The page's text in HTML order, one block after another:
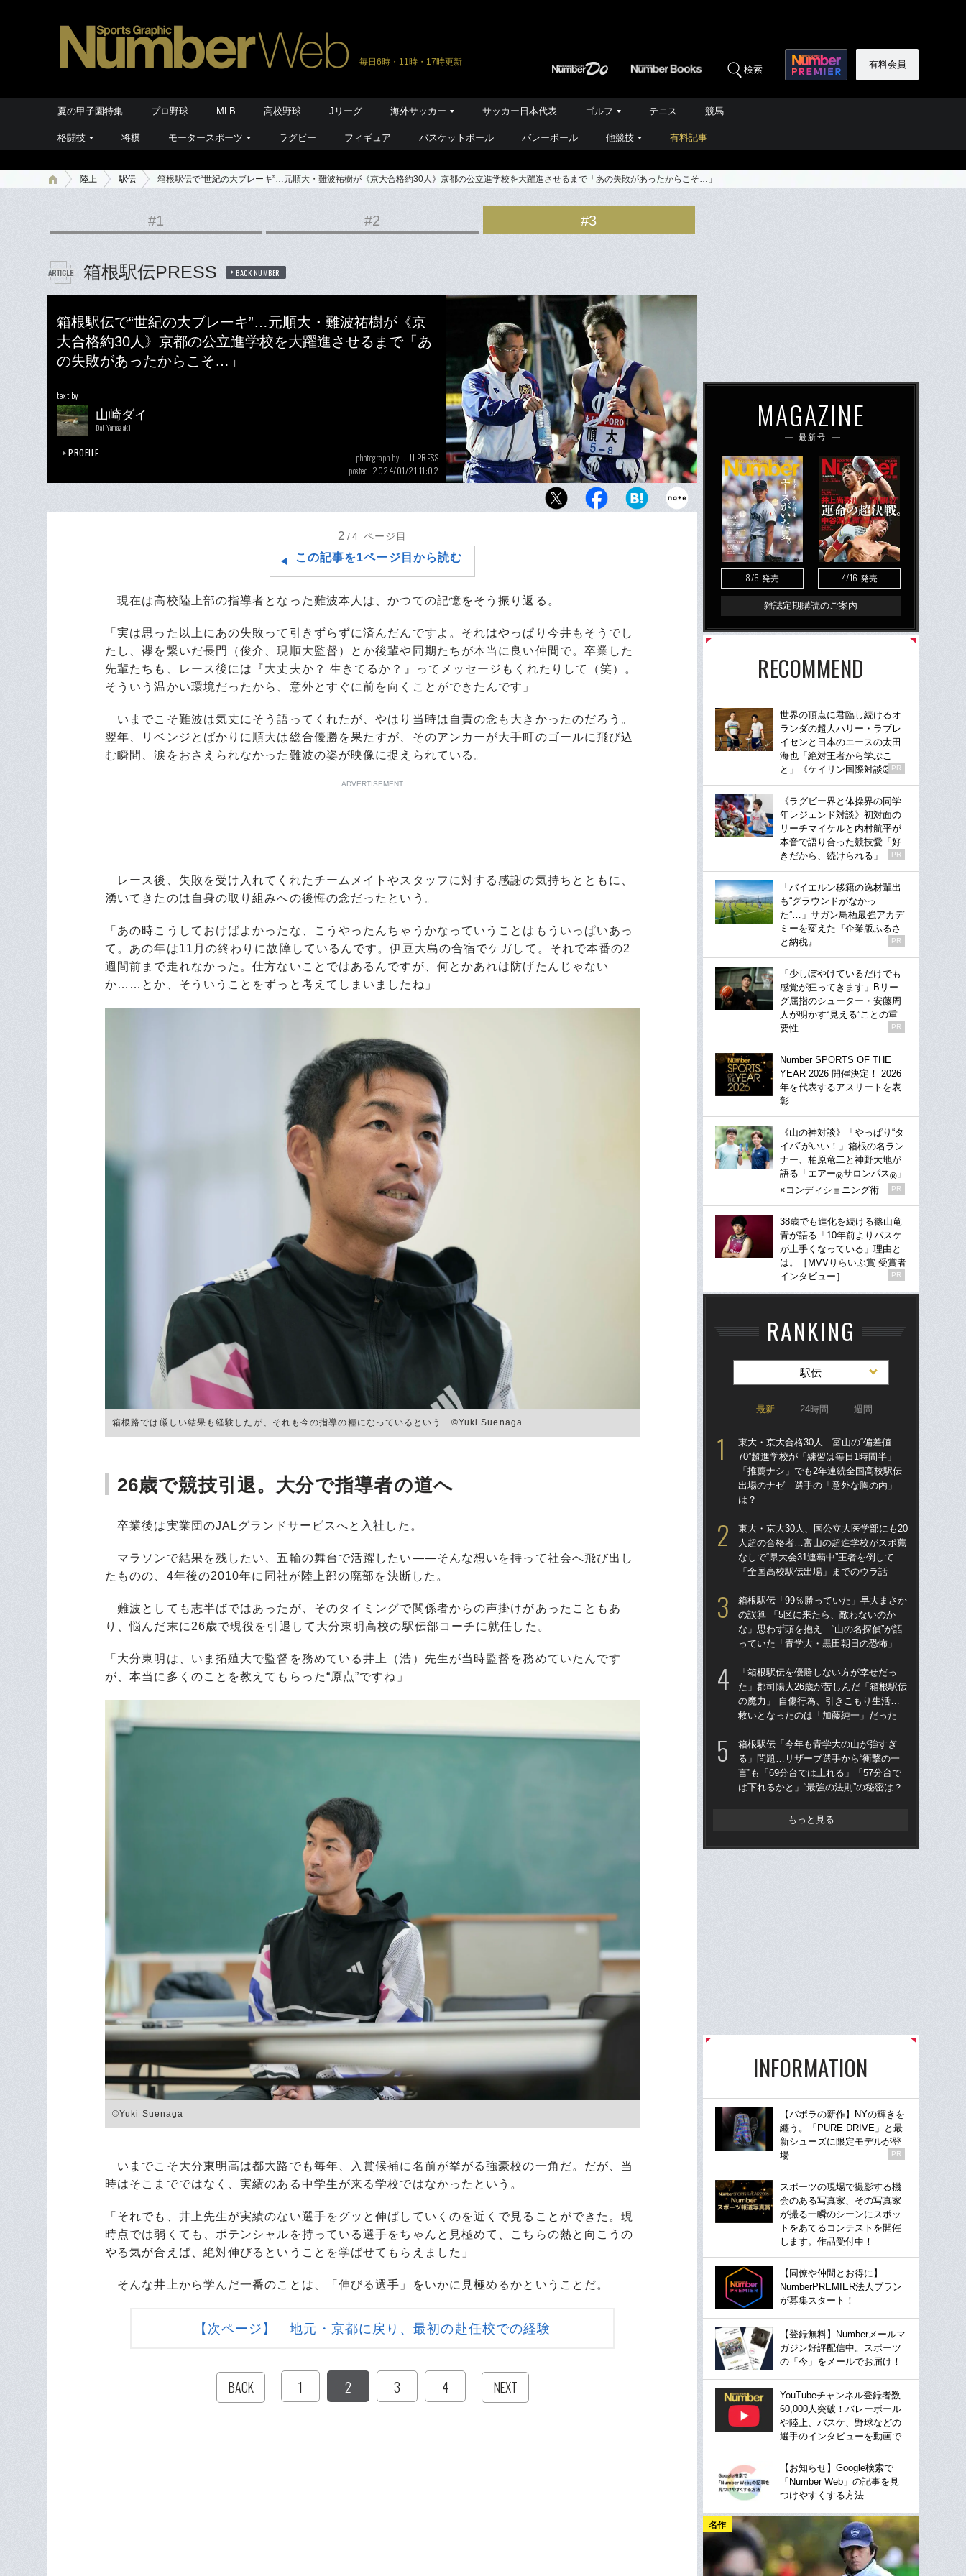
毎日6時・11時・17時更新
検索 有料会員
夏の甲子園特集 プロ野球 MLB 高校野球 Jリーグ 海外サッカー サッカー日本代表 ゴルフ テニス 競馬
格闘技 将棋 モータースポーツ ラグビー フィギュア バスケットボール バレーボール 他競技 有料記事
陸上 駅伝 箱根駅伝で“世紀の大ブレーキ”…元順大・難波祐樹が《京大合格約30人》京都の公立進学校を大躍進させるまで「あの失敗があったからこそ…」
#1 #2 #3
箱根駅伝PRESS BACK NUMBER
箱根駅伝で“世紀の大ブレーキ”…元順大・難波祐樹が《京
大合格約30人》京都の公立進学校を大躍進させるまで「あ
の失敗があったからこそ…」
text by
山崎ダイ
Dai Yamazaki
PROFILE photograph by JIJI PRESS
posted 2024/01/21 11:02
2006年の箱根駅伝、先頭をひた走っていた順大にまさかの
2 /4 ページ目
この記事を1ページ目から読む
現在は高校陸上部の指導者となった難波本人は、かつての記憶をそう振り返る。
「実は思った以上にあの失敗って引きずらずに済んだんですよ。それはやっぱり今井もそうでし
たし、襷を繋いだ長門（俊介、現順大監督）とか後輩や同期たちが本当に良い仲間で。卒業した
先輩たちも、レース後には『大丈夫か？ 生きてるか？』ってメッセージもくれたりして（笑）。
そういう温かい環境だったから、意外とすぐに前を向くことができたんです」
いまでこそ難波は気丈にそう語ってくれたが、やはり当時は自責の念も大きかったのだろう。
翌年、リベンジとばかりに順大は総合優勝を果たすが、そのアンカーが大手町のゴールに飛び込
む瞬間、涙をおさえられなかった難波の姿が映像に捉えられている。
ADVERTISEMENT
レース後、失敗を受け入れてくれたチームメイトやスタッフに対する感謝の気持ちとともに、
湧いてきたのは自身の取り組みへの後悔の念だったという。
「あの時こうしておけばよかったな、こうやったんちゃうかなっていうことはもういっぱいあっ
て。あの年は11月の終わりに故障しているんです。伊豆大島の合宿でケガして。それで本番の2
週間前まで走れなかった。仕方ないことではあるんですが、何とかあれは防げたんじゃない
か……とか、そういうことをずっと考えてしまいましたね」
箱根路では厳しい結果も経験したが、それも今の指導の糧になっているという ©Yuki Suenaga
26歳で競技引退。大分で指導者の道へ
卒業後は実業団のJALグランドサービスへと入社した。
マラソンで結果を残したい、五輪の舞台で活躍したい――そんな想いを持って社会へ飛び出し
たものの、4年後の2010年に同社が陸上部の廃部を決断した。
難波としても志半ばではあったが、そのタイミングで関係者からの声掛けがあったこともあ
り、悩んだ末に26歳で現役を引退して大分東明高校の駅伝部コーチに就任した。
「大分東明は、いま拓殖大で監督を務めている井上（浩）先生が当時監督を務めていたんです
が、本当に多くのことを教えてもらった“原点”ですね」
©Yuki Suenaga
いまでこそ大分東明高は都大路でも毎年、入賞候補に名前が挙がる強豪校の一角だ。だが、当
時はそこまでではなく、実績のある中学生が来る学校ではなかったという。
「それでも、井上先生が実績のない選手をグッと伸ばしていくのを近くで見ることができた。現
時点では弱くても、ポテンシャルを持っている選手をちゃんと見極めて、こちらの熱と向こうの
やる気が合えば、絶対伸びるということを学ばせてもらえました」
そんな井上から学んだ一番のことは、「伸びる選手」をいかに見極めるかということだ。
【次ページ】 地元・京都に戻り、最初の赴任校での経験
BACK 1 2 3 4 NEXT
MAGAZINE
最新号
8/6 発売 4/16 発売
雑誌定期購読のご案内
RECOMMEND
世界の頂点に君臨し続けるオ
ランダの超人ハリー・ラブレ
イセンと日本のエースの太田
海也「絶対王者から学ぶこ
と」《ケイリン国際対談②》
PR
《ラグビー界と体操界の同学
年レジェンド対談》初対面の
リーチマイケルと内村航平が
本音で語り合った競技愛「好
きだから、続けられる」
PR
「バイエルン移籍の逸材輩出
も“グラウンドがなかっ
た”…」サガン鳥栖最強アカデ
ミーを変えた『企業版ふるさ
と納税』
PR
「少しぼやけているだけでも
感覚が狂ってきます」Bリー
グ屈指のシューター・安藤周
人が明かす“見える”ことの重
要性
PR
Number SPORTS OF THE
YEAR 2026 開催決定！ 2026
年を代表するアスリートを表
彰
《山の神対談》「やっぱり“タ
イパ”がいい！」箱根の名ラン
ナー、柏原竜二と神野大地が
語る「エアー®サロンパス® 」
×コンディショニング術
PR
38歳でも進化を続ける篠山竜
青が語る「10年前よりバスケ
が上手くなっている」理由と
は。［MVVりらいぶ賞 受賞者
インタビュー］
PR
RANKING
駅伝
最新 24時間 週間
東大・京大合格30人…富山の“偏差値
70”超進学校が「練習は毎日1時間半」
「推薦ナシ」でも2年連続全国高校駅伝
出場のナゼ 選手の「意外な胸の内」
は？
東大・京大30人、国公立大医学部にも20
人超の合格者…富山の超進学校がスポ薦
なしで“県大会31連覇中”王者を倒して
「全国高校駅伝出場」までのウラ話
箱根駅伝「99％勝っていた」早大まさか
の誤算 「5区に来たら、敵わないのか
な」思わず頭を抱え…“山の名探偵”が語
っていた「青学大・黒田朝日の恐怖」
「箱根駅伝を優勝しない方が幸せだっ
た」郡司陽大26歳が苦しんだ「箱根駅伝
の魔力」 自傷行為、引きこもり生活…
救いとなったのは「加藤純一」だった
箱根駅伝「今年も青学大の山が強すぎ
る」問題…リザーブ選手から“衝撃の一
言”も「69分台では上れる」「57分台で
は下れるかと」“最強の法則”の秘密は？
もっと見る
INFORMATION
【バボラの新作】NYの輝きを
纏う。「PURE DRIVE」と最
新シューズに限定モデルが登
場
PR
スポーツの現場で撮影する機
会のある写真家、その写真家
が撮る一瞬のシーンにスポッ
トをあてるコンテストを開催
します。作品受付中！
【同僚や仲間とお得に】
NumberPREMIER法人プラン
が募集スタート！
【登録無料】Numberメールマ
ガジン好評配信中。スポーツ
の「今」をメールでお届け！
YouTubeチャンネル登録者数
60,000人突破！バレーボール
や陸上、バスケ、野球などの
選手のインタビューを動画で
【お知らせ】Google検索で
「Number Web」の記事を見
つけやすくする方法
名作